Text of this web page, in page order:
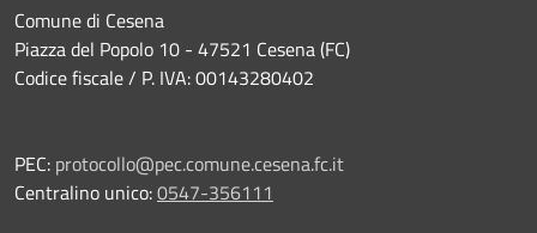
Comune di Cesena
Piazza del Popolo 10 - 47521 Cesena (FC)
Codice fiscale / P. IVA: 00143280402
PEC: protocollo@pec.comune.cesena.fc.it
Centralino unico:0547-356111